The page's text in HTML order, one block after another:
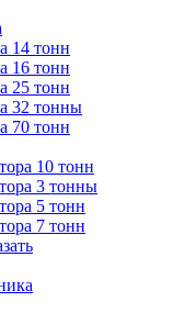
14 тонн
16 тонн
25 тонн
32 тонны
70 тонн
10 тонн
3 тонны
5 тонн
7 тонн